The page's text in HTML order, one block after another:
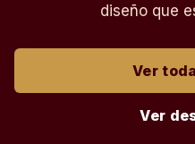
diseño que
Ver
Ver